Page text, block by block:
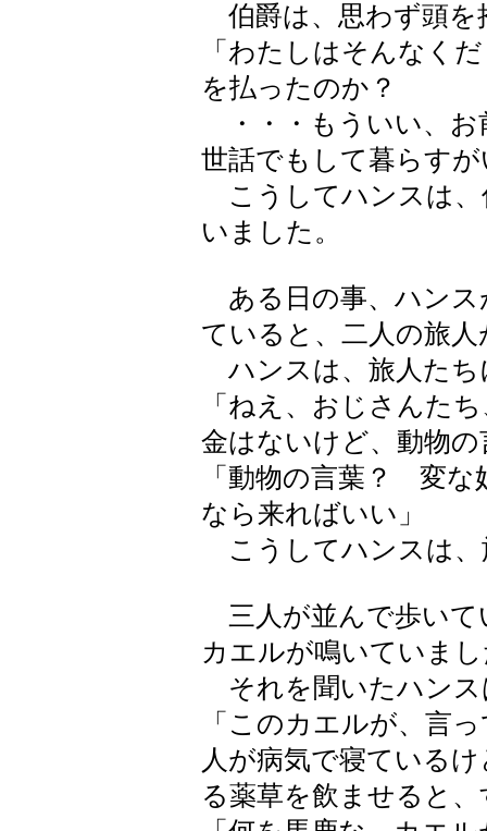
伯爵は、思わず頭を
「わたしはそんなく
を払ったのか？
・・・もういい、お
世話でもして暮らす
こうしてハンスは、
いました。
ある日の事、ハンス
ていると、二人の旅
ハンスは、旅人たち
「ねえ、おじさんた
金はないけど、動物
「動物の言葉？ 変な
なら来ればいい」
こうしてハンスは、
三人が並んで歩いて
カエルが鳴いていま
それを聞いたハンス
「このカエルが、言
人が病気で寝ている
る薬草を飲ませると